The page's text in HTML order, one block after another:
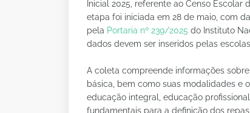
Inicial 2025, referente ao Censo Escolar
etapa foi iniciada em 28 de maio, com
pela Portaria nº 239/2025 do Instituto
dados devem ser inseridos pelas
A coleta compreende informações
básica, bem como suas modalidades e
educação integral, educação
fundamentais para a definição dos